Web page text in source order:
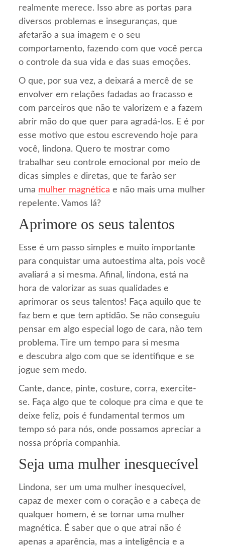
realmente merece. Isso abre as portas para
diversos problemas e inseguranças, que
afetarão a sua imagem e o seu
comportamento, fazendo com que você perca
o controle da sua vida e das suas emoções.
O que, por sua vez, a deixará a mercê de se
envolver em relações fadadas ao fracasso e
com parceiros que não te valorizem e a fazem
abrir mão do que quer para agradá-los. E é por
esse motivo que estou escrevendo hoje para
você, lindona. Quero te mostrar como
trabalhar seu controle emocional por meio de
dicas simples e diretas, que te farão ser
uma mulher magnética e não mais uma mulher
repelente. Vamos lá?
Aprimore os seus talentos
Esse é um passo simples e muito importante
para conquistar uma autoestima alta, pois você
avaliará a si mesma. Afinal, lindona, está na
hora de valorizar as suas qualidades e
aprimorar os seus talentos! Faça aquilo que te
faz bem e que tem aptidão. Se não conseguiu
pensar em algo especial logo de cara, não tem
problema. Tire um tempo para si mesma
e descubra algo com que se identifique e se
jogue sem medo.
Cante, dance, pinte, costure, corra, exercite-
se. Faça algo que te coloque pra cima e que te
deixe feliz, pois é fundamental termos um
tempo só para nós, onde possamos apreciar a
nossa própria companhia.
Seja uma mulher inesquecível
Lindona, ser um uma mulher inesquecível,
capaz de mexer com o coração e a cabeça de
qualquer homem, é se tornar uma mulher
magnética. É saber que o que atrai não é
apenas a aparência, mas a inteligência e a